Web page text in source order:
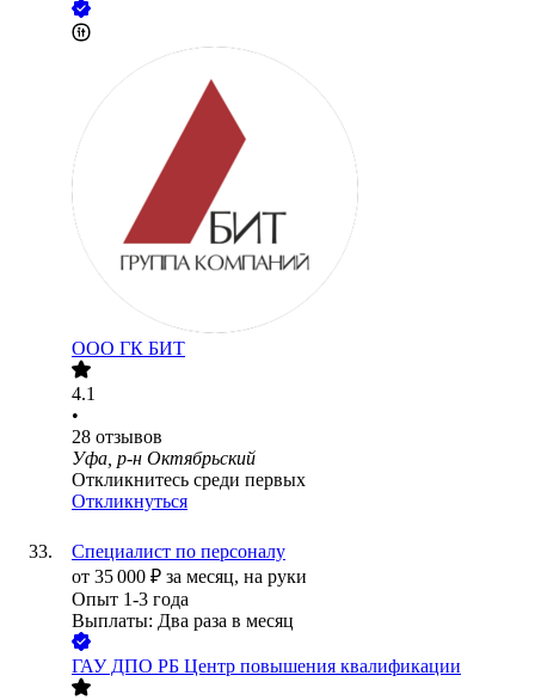
ООО ГК БИТ
4.1
•
28 отзывов
Уфа, р-н Октябрьский
Откликнитесь среди первых
Откликнуться
Специалист по персоналу
от 35 000 ₽ за месяц, на руки
Опыт 1-3 года
Выплаты: Два раза в месяц
ГАУ ДПО РБ Центр повышения квалификации